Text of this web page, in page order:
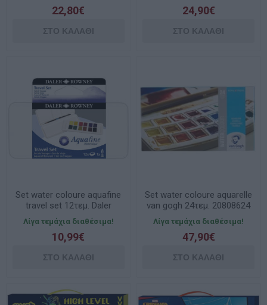
22,80€ 24,90€
Set water coloure aquafine
travel set 12τεμ. Daler
Rowney
Λίγα τεμάχια διαθέσιμα!
10,99€
Set water coloure aquarelle
van gogh 24τεμ. 20808624
Royal Talens
Λίγα τεμάχια διαθέσιμα!
47,90€